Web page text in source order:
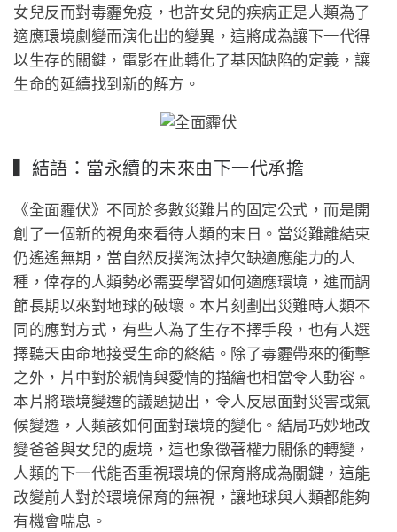
女兒反而對毒霾免疫，也許女兒的疾病正是人類為了
適應環境劇變而演化出的變異，這將成為讓下一代得
以生存的關鍵，電影在此轉化了基因缺陷的定義，讓
生命的延續找到新的解方。
▍結語：當永續的未來由下一代承擔
《全面霾伏》不同於多數災難片的固定公式，而是開
創了一個新的視角來看待人類的末日。當災難離結束
仍遙遙無期，當自然反撲淘汰掉欠缺適應能力的人
種，倖存的人類勢必需要學習如何適應環境，進而調
節長期以來對地球的破壞。本片刻劃出災難時人類不
同的應對方式，有些人為了生存不擇手段，也有人選
擇聽天由命地接受生命的終結。除了毒霾帶來的衝擊
之外，片中對於親情與愛情的描繪也相當令人動容。
本片將環境變遷的議題拋出，令人反思面對災害或氣
候變遷，人類該如何面對環境的變化。結局巧妙地改
變爸爸與女兒的處境，這也象徵著權力關係的轉變，
人類的下一代能否重視環境的保育將成為關鍵，這能
改變前人對於環境保育的無視，讓地球與人類都能夠
有機會喘息。